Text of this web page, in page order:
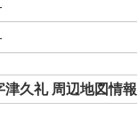
久礼 周辺地図情報